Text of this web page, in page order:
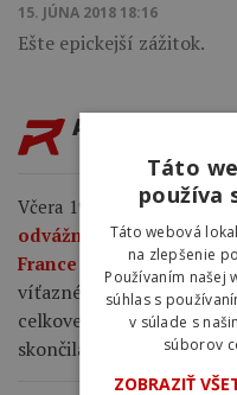
15. JÚNA 2018 18:16
Ešte epickejší zážitok.
AKTUALITY
Včera 19:04
Demi
odvážnom útoku a
France Femmes.
víťazného konca a
celkovej klasifikácie
skončila tretia za Elisou
Táto
používa
Táto webová
na zlepšenie
Používaním našej
súhlas s
v súlade s
súborov
ZOBRAZIŤ